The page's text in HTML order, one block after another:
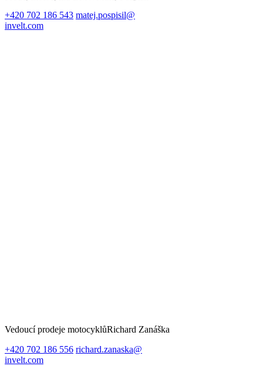
+420 702 186 543 matej.pospisil@
invelt.com
Vedoucí prodeje motocyklůRichard Zanáška
+420 702 186 556 richard.zanaska@
invelt.com